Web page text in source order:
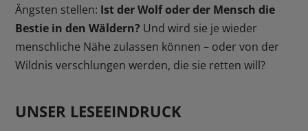
Ängsten stellen: Ist der Wolf oder der Mensch die
Bestie in den Wäldern? Und wird sie je wieder
menschliche Nähe zulassen können – oder von der
Wildnis verschlungen werden, die sie retten will?
UNSER LESEEINDRUCK